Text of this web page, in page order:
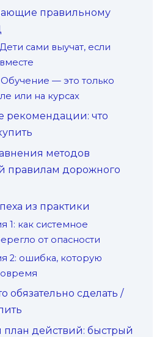
правильному
сами выучат, если
— это только
или на курсах
рекомендации: что
методов
правилам дорожного
из практики
1: как системное
от опасности
2: ошибка, которую
обязательно сделать /
действий: быстрый